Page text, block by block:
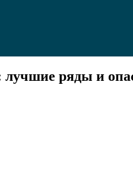
лучшие ряды и